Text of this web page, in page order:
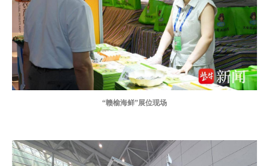
“赣榆海鲜”展位现场